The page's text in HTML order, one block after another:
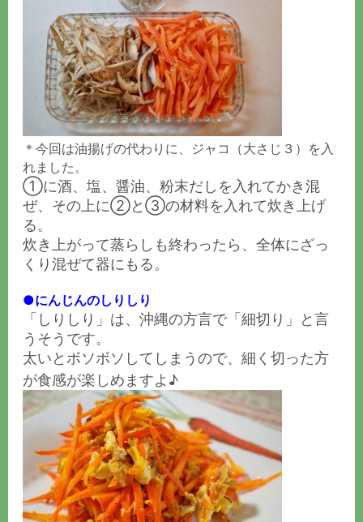
＊今回は油揚げの代わりに、ジャコ（大さじ３）を入
れました。
①に酒、塩、醤油、粉末だしを入れてかき混
ぜ、その上に②と③の材料を入れて炊き上げ
る。
炊き上がって蒸らしも終わったら、全体にざっ
くり混ぜて器にもる。
●にんじんのしりしり
「しりしり」は、沖縄の方言で「細切り」と言
うそうです。
太いとボソボソしてしまうので、細く切った方
が食感が楽しめますよ♪